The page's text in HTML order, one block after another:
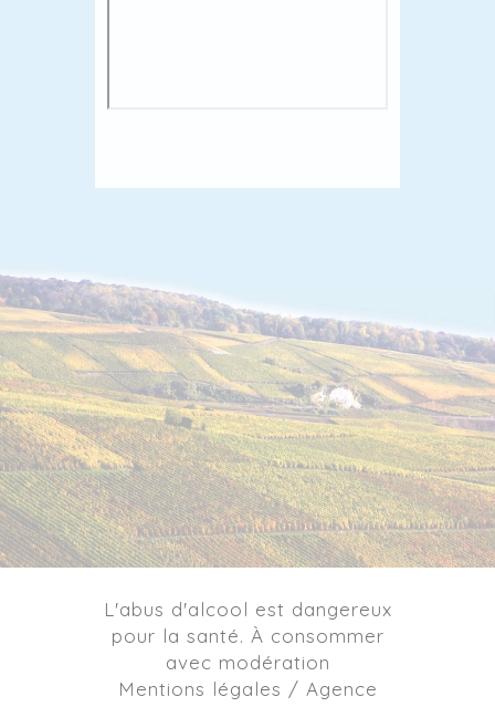
L'abus d'alcool est dangereux
pour la santé. À consommer
avec modération
Mentions légales / Agence